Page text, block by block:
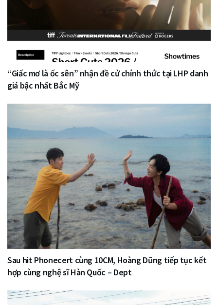
“Giấc mơ là ốc sên” nhận đề cử chính thức tại LHP danh
giá bậc nhất Bắc Mỹ
Sau hit Phonecert cùng 10CM, Hoàng Dũng tiếp tục kết
hợp cùng nghệ sĩ Hàn Quốc – Dept